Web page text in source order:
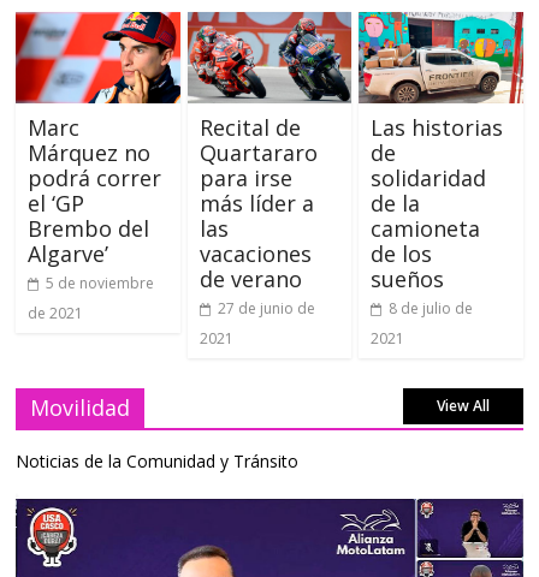
Marc
Márquez no
podrá correr
el ‘GP
Brembo del
Algarve’
5 de noviembre
de 2021
Recital de
Quartararo
para irse
más líder a
las
vacaciones
de verano
27 de junio de
2021
Las historias
de
solidaridad
de la
camioneta
de los
sueños
8 de julio de
2021
Movilidad View All
Noticias de la Comunidad y Tránsito